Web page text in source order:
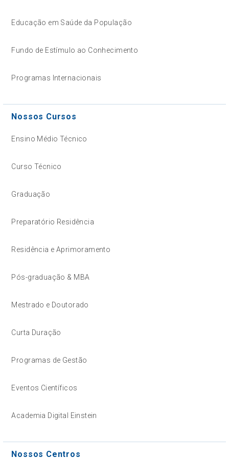
Educação em Saúde da População
Fundo de Estímulo ao Conhecimento
Programas Internacionais
Nossos Cursos
Ensino Médio Técnico
Curso Técnico
Graduação
Preparatório Residência
Residência e Aprimoramento
Pós-graduação & MBA
Mestrado e Doutorado
Curta Duração
Programas de Gestão
Eventos Científicos
Academia Digital Einstein
Nossos Centros